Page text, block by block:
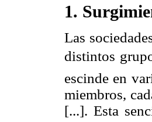
1.
Las
distintos
escinde en
miembros,
[...]. Esta